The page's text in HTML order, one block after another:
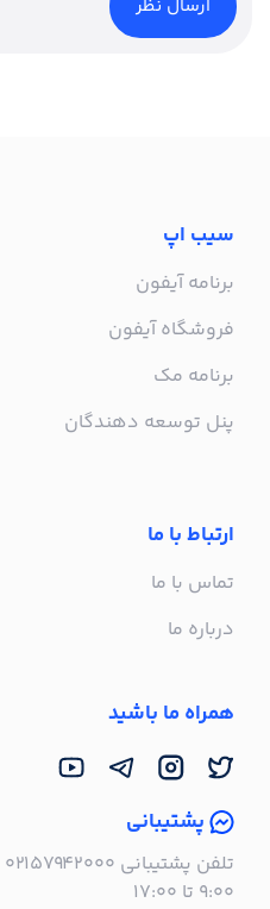
سیب اپ
برنامه آیفون
فروشگاه آیفون
برنامه مک
پنل توسعه دهندگان
ارتباط با ما
تماس با ما
درباره ما
همراه ما باشید
پشتیبانی
۹:۰۰ تا ۱۷:۰۰